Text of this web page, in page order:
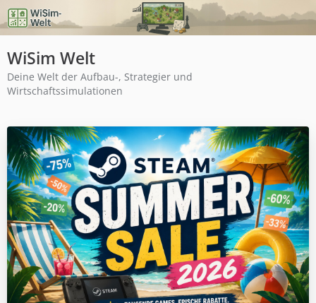
WiSim Welt
Deine Welt der Aufbau-, Strategier und
Wirtschaftssimulationen